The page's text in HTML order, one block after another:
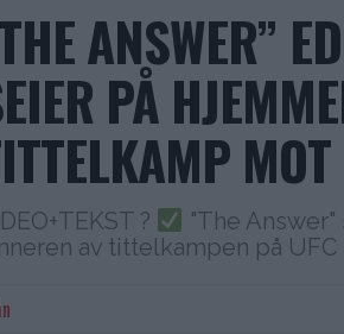
ANSWER”
PÅ
? "The
av tittelkampen på